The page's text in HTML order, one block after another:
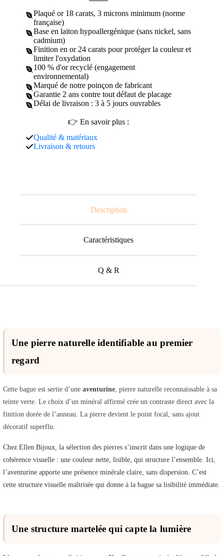
Plaqué or 18 carats, 3 microns minimum (norme
française)
Base en laiton hypoallergénique (sans nickel, sans
cadmium)
Finition en or 24 carats pour protéger la couleur et
limiter l'oxydation
100 % d'or recyclé (engagement
environnemental)
Marqué de notre poinçon de fabricant
Garantie 2 ans contre tout défaut de placage
Délai de livraison : 3 à 5 jours ouvrables
👉 En savoir plus :
Qualité & matériaux
Livraison & retours
Description
Caractéristiques
Q & R
Une pierre naturelle identifiable au premier
regard
Cette bague est sertie d’une aventurine , pierre naturelle reconnaissable à sa
teinte verte. Le choix d’un minéral affirmé crée un contraste direct avec la
finition dorée de l’anneau. La pierre devient le point focal, sans ajout
décoratif superflu.
Chez Ellen Bijoux, la sélection des pierres s’inscrit dans une logique de
cohérence visuelle : une couleur nette, lisible, qui structure l’ensemble. Ici,
l’aventurine apporte une présence minérale claire, sans dispersion. C’est
cette structure visuelle maîtrisée qui donne à la bague sa lisibilité immédiate.
Une structure martelée qui capte la lumière